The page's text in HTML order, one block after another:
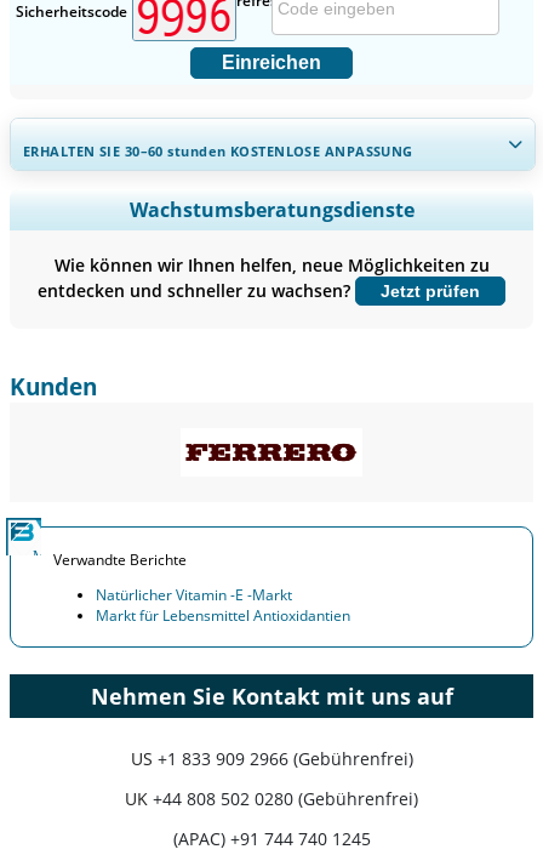
Sicherheitscode
Einreichen
ERHALTEN SIE 30–60stunden KOSTENLOSE ANPASSUNG
Regionale und länderspezifische Abdeckung erweitern,
Segmentanalyse, Unternehmensprofile, Wettbewerbs-
Jetzt anpassen
Wachstumsberatungsdienste
Wie können wir Ihnen helfen, neue Möglichkeiten zu
entdecken und schneller zu wachsen?
Jetzt prüfen
Kunden
Verwandte Berichte
Natürlicher Vitamin -E -Markt
Markt für Lebensmittel Antioxidantien
Nehmen Sie Kontakt mit uns auf
US +1 833 909 2966 (Gebührenfrei)
UK +44 808 502 0280 (Gebührenfrei)
(APAC) +91 744 740 1245